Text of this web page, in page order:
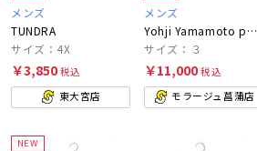
メンズ
TUNDRA
サイズ：4X
￥3,850税込
東大宮店
メンズ
Yohji Yamamoto pour homme
サイズ：３
￥11,000税込
モラージュ菖蒲店
NEW